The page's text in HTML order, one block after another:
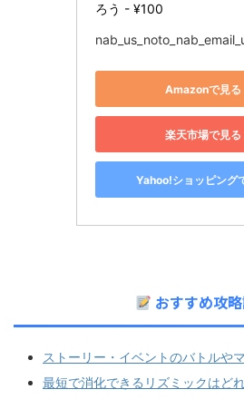
ろう - ¥100
Amazonで見る
楽天市場で見る
Yahoo!ショッピング
おすすめ攻
ストーリー・イベントのバトルや
最短で消化できるリズミックはど